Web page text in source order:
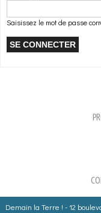
Saisissez le mot de passe
Demain la Terre ! - 12